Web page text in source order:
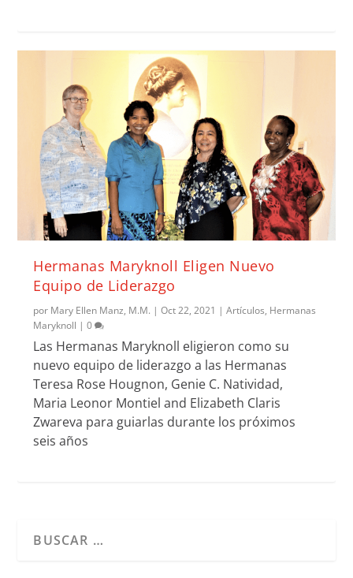
Hermanas Maryknoll Eligen Nuevo
Equipo de Liderazgo
por Mary Ellen Manz, M.M. |Oct 22, 2021 |Artículos, Hermanas
Maryknoll |0
Las Hermanas Maryknoll eligieron como su
nuevo equipo de liderazgo a las Hermanas
Teresa Rose Hougnon, Genie C. Natividad,
Maria Leonor Montiel and Elizabeth Claris
Zwareva para guiarlas durante los próximos
seis años